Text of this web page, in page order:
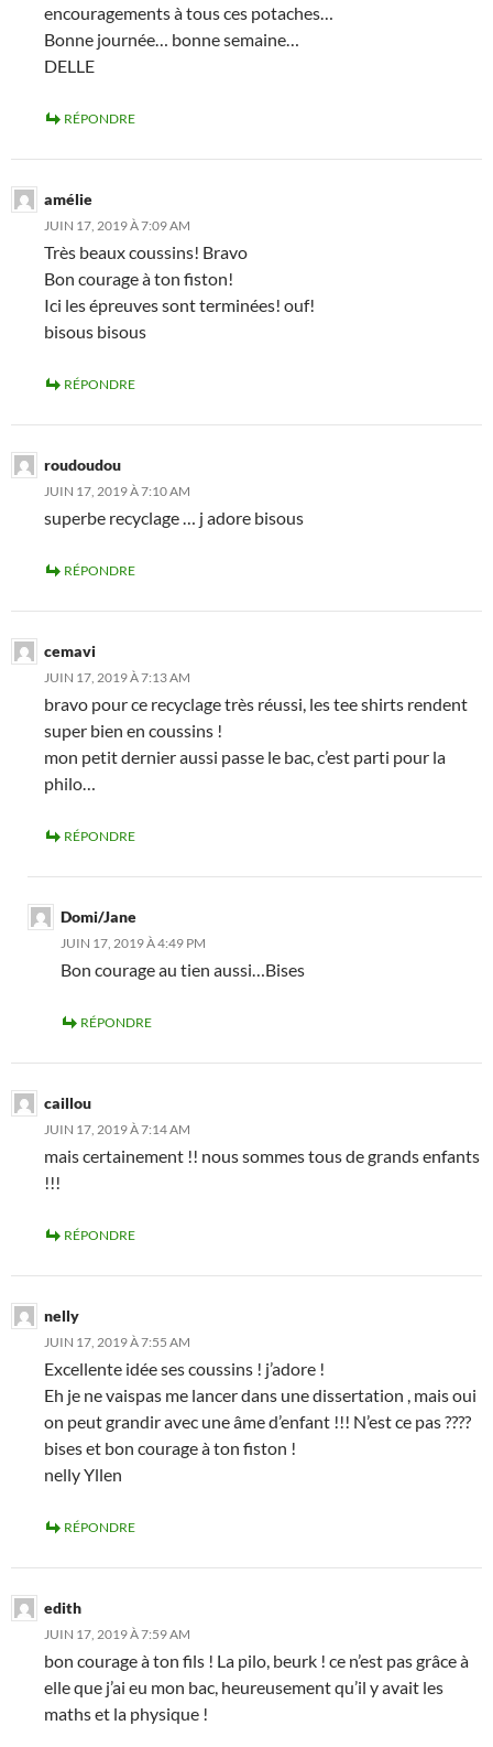
encouragements à tous ces potaches…
Bonne journée… bonne semaine…
DELLE
RÉPONDRE
amélie
JUIN 17, 2019 À 7:09 AM
Très beaux coussins! Bravo
Bon courage à ton fiston!
Ici les épreuves sont terminées! ouf!
bisous bisous
RÉPONDRE
roudoudou
JUIN 17, 2019 À 7:10 AM
superbe recyclage … j adore bisous
RÉPONDRE
cemavi
JUIN 17, 2019 À 7:13 AM
bravo pour ce recyclage très réussi, les tee shirts rendent
super bien en coussins !
mon petit dernier aussi passe le bac, c’est parti pour la
philo…
RÉPONDRE
Domi/Jane
JUIN 17, 2019 À 4:49 PM
Bon courage au tien aussi…Bises
RÉPONDRE
caillou
JUIN 17, 2019 À 7:14 AM
mais certainement !! nous sommes tous de grands enfants
!!!
RÉPONDRE
nelly
JUIN 17, 2019 À 7:55 AM
Excellente idée ses coussins ! j’adore !
Eh je ne vaispas me lancer dans une dissertation , mais oui
on peut grandir avec une âme d’enfant !!! N’est ce pas ????
bises et bon courage à ton fiston !
nelly Yllen
RÉPONDRE
edith
JUIN 17, 2019 À 7:59 AM
bon courage à ton fils ! La pilo, beurk ! ce n’est pas grâce à
elle que j’ai eu mon bac, heureusement qu’il y avait les
maths et la physique !